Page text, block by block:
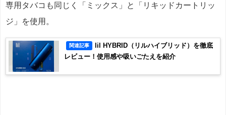
専用タバコも同じく「ミックス」と「リキッドカートリッ
ジ」を使用。
関連記事
lil HYBRID（リルハイブリッド）を徹底
レビュー！使用感や吸いごたえを紹介